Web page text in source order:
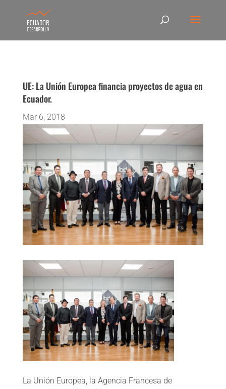
UE: La Unión Europea financia proyectos de agua en
Ecuador.
Mar 6, 2018
La Unión Europea, la Agencia Francesa de